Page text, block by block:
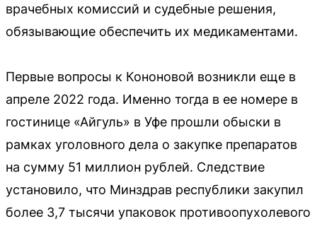
врачебных комиссий и судебные решения,
обязывающие обеспечить их медикаментами.
Первые вопросы к Кононовой возникли еще в
апреле 2022 года. Именно тогда в ее номере в
гостинице «Айгуль» в Уфе прошли обыски в
рамках уголовного дела о закупке препаратов
на сумму 51 миллион рублей. Следствие
установило, что Минздрав республики закупил
более 3,7 тысячи упаковок противоопухолевого